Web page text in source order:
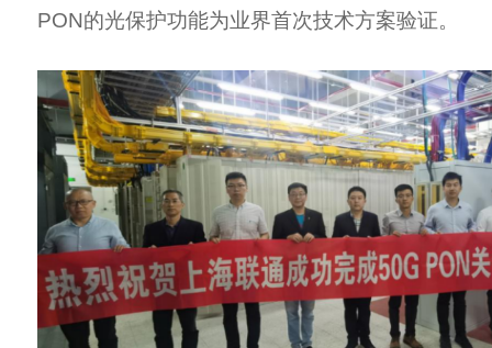
PON的光保护功能为业界首次技术方案验证。